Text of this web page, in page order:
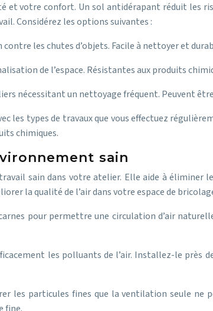
votre confort. Un sol antidérapant réduit les
Considérez les options suivantes :
les chutes d’objets. Facile à nettoyer et
de l’espace. Résistantes aux produits
nécessitant un nettoyage fréquent. Peuvent
les types de travaux que vous effectuez
chimiques.
sain
sain dans votre atelier. Elle aide à éliminer
la qualité de l’air dans votre espace de
pour permettre une circulation d’air
les polluants de l’air. Installez-le près
les particules fines que la ventilation seule ne